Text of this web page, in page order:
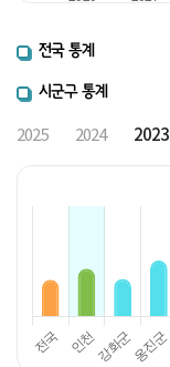
전국 통계
시군구 통계
2025 2024 2023